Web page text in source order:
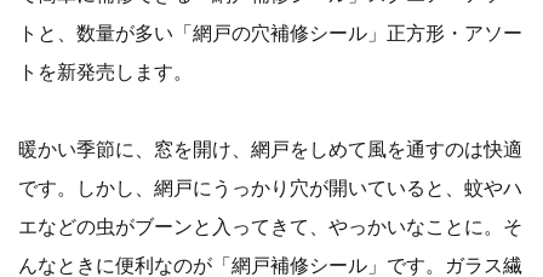
トと、数量が多い「網戸の穴補修シール」正方形・アソー
トを新発売します。
暖かい季節に、窓を開け、網戸をしめて風を通すのは快適
です。しかし、網戸にうっかり穴が開いていると、蚊やハ
エなどの虫がブーンと入ってきて、やっかいなことに。そ
んなときに便利なのが「網戸補修シール」です。ガラス繊